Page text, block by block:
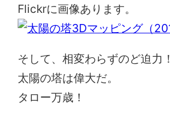
Flickrに画像あります。
そして、相変わらずのど迫力！
太陽の塔は偉大だ。
タロー万歳！